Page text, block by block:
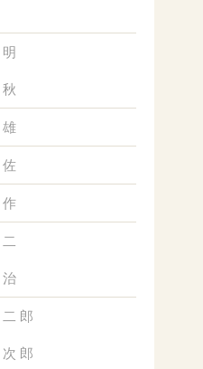
明
秋
雄
佐
作
二
治
二 郎
次 郎